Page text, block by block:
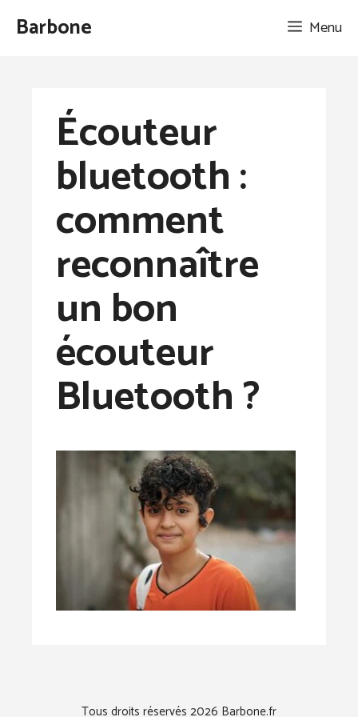
AllerBarbone Menu
Écouteur
bluetooth :
comment
reconnaître
un bon
écouteur
Bluetooth ?
Tous droits réservés 2026 Barbone.fr